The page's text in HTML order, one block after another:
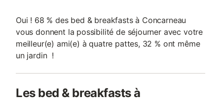
Oui ! 68 % des bed & breakfasts à Concarneau
vous donnent la possibilité de séjourner avec votre
meilleur(e) ami(e) à quatre pattes, 32 % ont même
un jardin !
Les bed & breakfasts à